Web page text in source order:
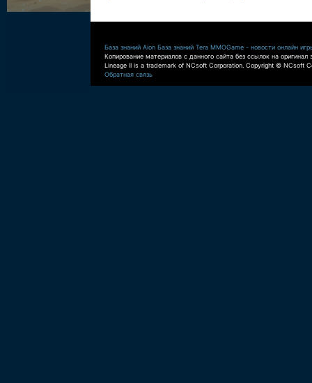
База знаний Aion База знаний Tera MMOGame - новости онлайн
Копирование материалов с данного сайта без ссылок на оригинал
Lineage II is a trademark of NCsoft Corporation. Copyright © NCsoft
Обратная связь